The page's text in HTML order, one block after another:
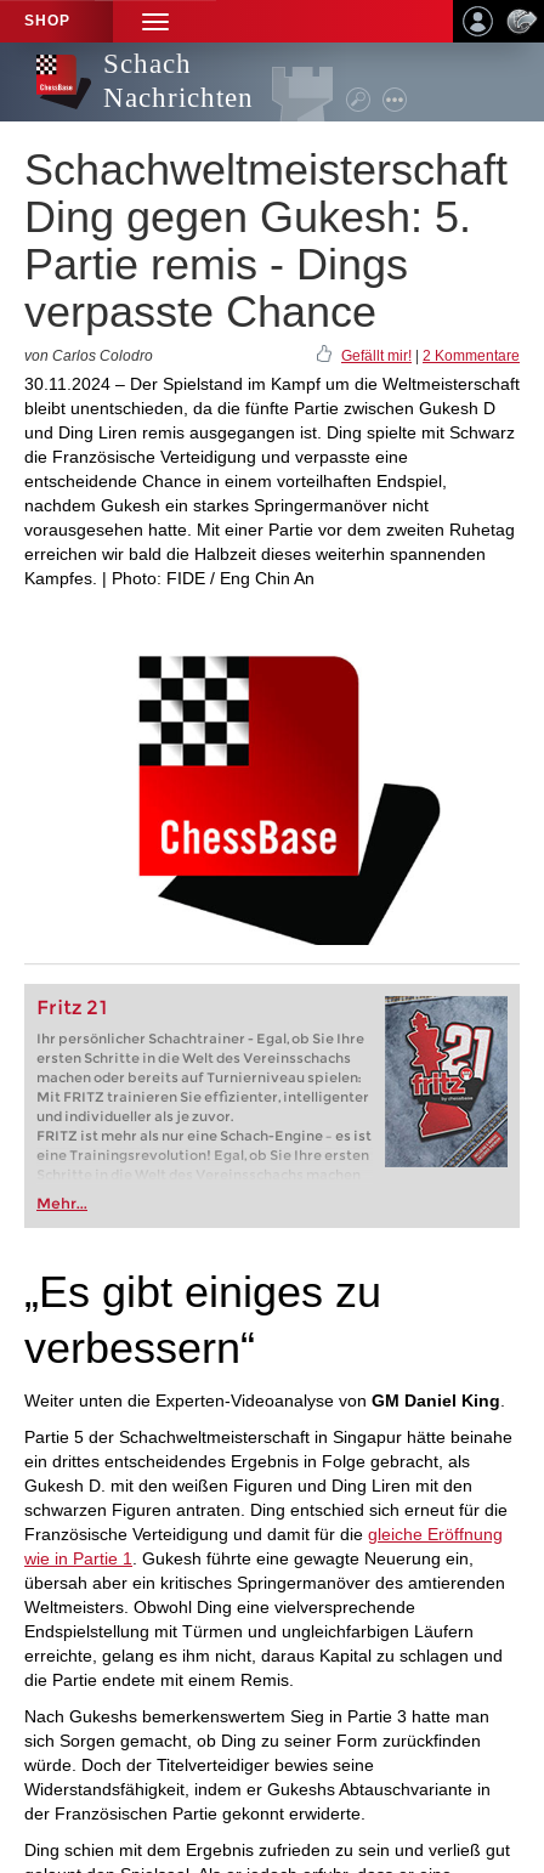
SHOP
TOGGLE
NAVIGATION
Schach
Nachrichten
Schachweltmeisterschaft
Ding gegen Gukesh: 5.
Partie remis - Dings
verpasste Chance
von Carlos Colodro Gefällt mir! 2 Kommentare
30.11.2024 – Der Spielstand im Kampf um die Weltmeisterschaft
bleibt unentschieden, da die fünfte Partie zwischen Gukesh D
und Ding Liren remis ausgegangen ist. Ding spielte mit Schwarz
die Französische Verteidigung und verpasste eine
entscheidende Chance in einem vorteilhaften Endspiel,
nachdem Gukesh ein starkes Springermanöver nicht
vorausgesehen hatte. Mit einer Partie vor dem zweiten Ruhetag
erreichen wir bald die Halbzeit dieses weiterhin spannenden
Kampfes. | Photo: FIDE / Eng Chin An
Fritz 21
Ihr persönlicher Schachtrainer - Egal, ob Sie Ihre
ersten Schritte in die Welt des Vereinsschachs
machen oder bereits auf Turnierniveau spielen:
Mit FRITZ trainieren Sie effizienter, intelligenter
und individueller als je zuvor.
FRITZ ist mehr als nur eine Schach-Engine – es ist
eine Trainingsrevolution! Egal, ob Sie Ihre ersten
Schritte in die Welt des Vereinsschachs machen
oder bereits auf Turnierniveau spielen: Mit
FRITZ trainieren Sie effizienter, intelligenter und
individueller als je zuvor.
Mehr...
„Es gibt einiges zu
verbessern“
Weiter unten die Experten-Videoanalyse von GM Daniel King
Partie 5 der Schachweltmeisterschaft in Singapur hätte beinahe
ein drittes entscheidendes Ergebnis in Folge gebracht, als
Gukesh D. mit den weißen Figuren und Ding Liren mit den
schwarzen Figuren antraten. Ding entschied sich erneut für die
Französische Verteidigung und damit für die gleiche Eröffnung
wie in Partie 1
. Gukesh führte eine gewagte Neuerung ein,
übersah aber ein kritisches Springermanöver des amtierenden
Weltmeisters. Obwohl Ding eine vielversprechende
Endspielstellung mit Türmen und ungleichfarbigen Läufern
erreichte, gelang es ihm nicht, daraus Kapital zu schlagen und
die Partie endete mit einem Remis.
Nach Gukeshs bemerkenswertem Sieg in Partie 3 hatte man
sich Sorgen gemacht, ob Ding zu seiner Form zurückfinden
würde. Doch der Titelverteidiger bewies seine
Widerstandsfähigkeit, indem er Gukeshs Abtauschvariante in
der Französischen Partie gekonnt erwiderte.
Ding schien mit dem Ergebnis zufrieden zu sein und verließ gut